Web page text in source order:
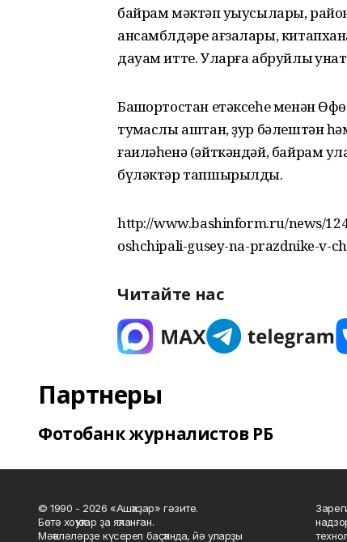
байрам мәктәп уҡыусылары,
ансамблдәре ағзалары,
дауам итте. Уларға абруйлы
Башҡортостан етәксеһе менән
туҡмаслы аштан, ҙур бәлештән
ғаиләһенә (әйткәндәй, байрам
бүләктәр тапшырылды.
http://www.bashinform.ru/news/
oshchipali-gusey-na-prazdnike-v-
Читайте нас
Партнеры
Фотобанк журналистов РБ
© 1990 - 2026 «Ашҡаҙар» гәзите.
Бөтә хоҡуҡтар ҙа яҡланған.
Мәҡәләләрҙе күсереп баҫҡанда, йә уларҙы